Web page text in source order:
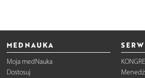
MEDNAUKA
Moja medNauka
Dostosuj